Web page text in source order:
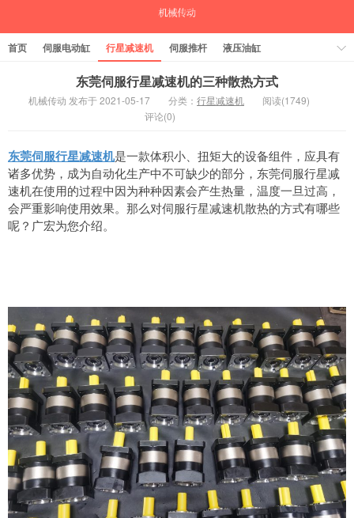
首页 伺服电动缸 行星减速机 伺服推杆
液压油缸
气缸
东莞伺服行星减速机的三种散热方式
机械传动 发布于 2021-05-17 分类： 行星减速机
阅读(1749)
评论(0)
东莞伺服行星减速机是一款体积小、扭矩大的设备组件，应具有
诸多优势，成为自动化生产中不可缺少的部分，东莞伺服行星减
速机在使用的过程中因为种种因素会产生热量，温度一旦过高，
会严重影响使用效果。那么对伺服行星减速机散热的方式有哪些
呢？广宏为您介绍。